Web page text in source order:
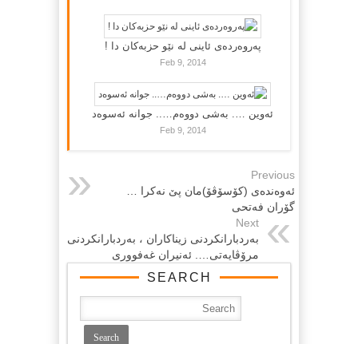
پەروەردەی ئاینی لە نێو حزبەکان دا !
Feb 9, 2014
ئەوین …. بەشی دووەم….. جوانە ئەسوەد
Feb 9, 2014
Previous
ئەوەندەى (كۆسۆڤۆ)مان پێ نەكرا …
گۆران فەتحی
Next
بەردبارانكردنى زیناكاران ، بەردبارانكردنى
مرۆڤایەتى…. ئەنیران غەفوورى
SEARCH